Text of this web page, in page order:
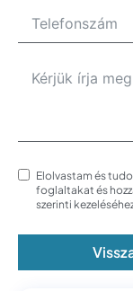
Elolvastam és
foglaltakat és
szerinti